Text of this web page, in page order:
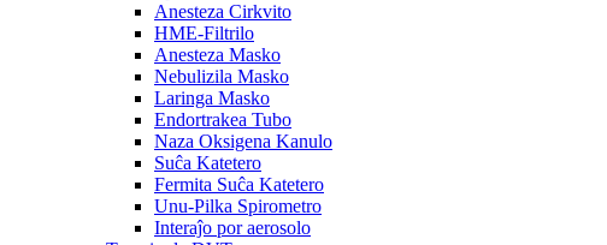
Anesteza Cirkvito
HME-Filtrilo
Anesteza Masko
Nebulizila Masko
Laringa Masko
Endortrakea Tubo
Naza Oksigena Kanulo
Suĉa Katetero
Fermita Suĉa Katetero
Unu-Pilka Spirometro
Interaĵo por aerosolo